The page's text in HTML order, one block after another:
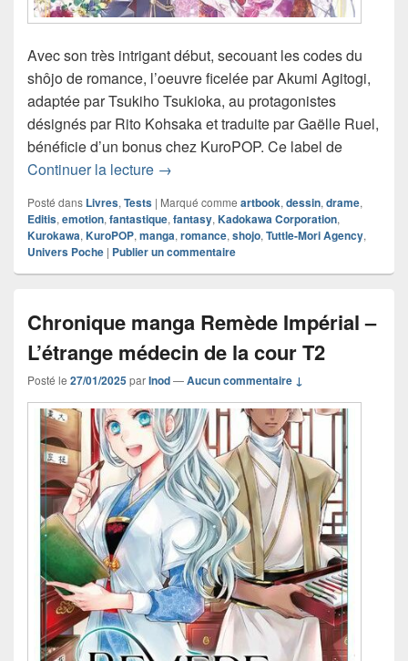
Avec son très intrigant début, secouant les codes du
shôjo de romance, l’oeuvre ficelée par Akumi Agitogi,
adaptée par Tsukiho Tsukioka, au protagonistes
désignés par Rito Kohsaka et traduite par Gaëlle Ruel,
bénéficie d’un bonus chez KuroPOP. Ce label de
Continuer la lecture Chronique Recueil d’illustrations My
→
Posté dans Livres,Tests | Marqué comme artbook,dessin,drame,
Editis,emotion,fantastique,fantasy,Kadokawa Corporation,
Kurokawa,KuroPOP,manga,romance,shojo,Tuttle-Mori Agency,
Univers Poche | Publier un commentaire
Chronique manga Remède Impérial –
L’étrange médecin de la cour T2
Posté le 27/01/2025parInod—Aucun commentaire ↓